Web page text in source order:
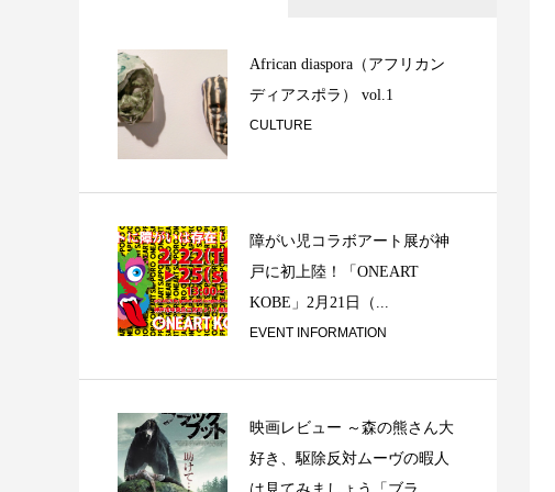
Good Life Cafe
「アナログ “感”」クンゴボ...
African diaspora（アフリカン
ディアスポラ） vol.1
CULTURE
障がい児コラボアート展が神
戸に初上陸！「ONEART
KOBE」2月21日（...
EVENT INFORMATION
映画レビュー ～森の熊さん大
好き、駆除反対ムーヴの暇人